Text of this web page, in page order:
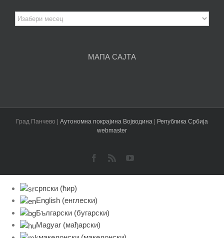
Архива
чланака
МАПА САЈТА
Град Панчево | Аутономна покрајина Војводина | Република Србија
webmaster
Facebook
Rss YouTube
српски (ћир)
English (енглески)
Български (бугарски)
Magyar (мађарски)